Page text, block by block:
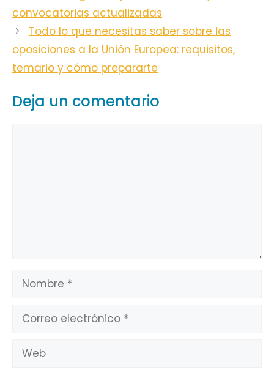
convocatorias actualizadas
Todo lo que necesitas saber sobre las
oposiciones a la Unión Europea: requisitos,
temario y cómo prepararte
Deja un comentario
Nombre
Correo
electrónico
Web